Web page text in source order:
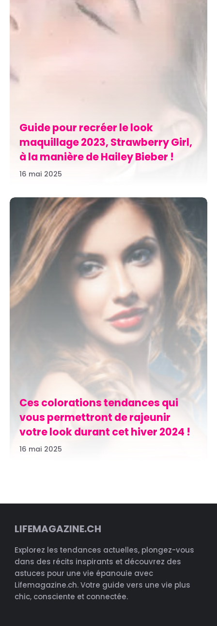
Guide pour recréer le look
maquillage 2023, Strawberry Girl,
à la manière de Hailey Bieber !
16 mai 2025
Ces colorations tendances qui
vous permettront de rajeunir
votre look durant cet hiver 2024 !
16 mai 2025
LIFEMAGAZINE.CH
Explorez les tendances actuelles, plongez-vous
dans des récits inspirants et découvrez des
astuces pour une vie épanouie avec
Lifemagazine.ch. Votre guide vers une vie plus
chic, consciente et connectée.